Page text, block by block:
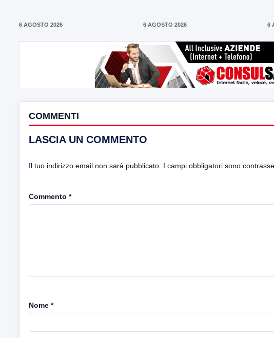
6 AGOSTO 2026 6 AGOSTO 2026 6
COMMENTI
LASCIA UN COMMENTO
Il tuo indirizzo email non sarà pubblicato. I campi obbligatori sono
Commento *
Nome *